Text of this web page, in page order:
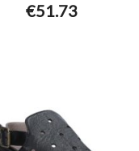
€51.73